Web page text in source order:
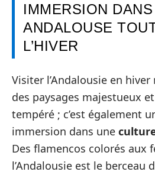
IMMERSION
ANDALOUSE
L’HIVER
Visiter l’Andalousie en
des paysages majestueux
tempéré ; c’est également
immersion dans une
Des flamencos colorés aux
l’Andalousie est le